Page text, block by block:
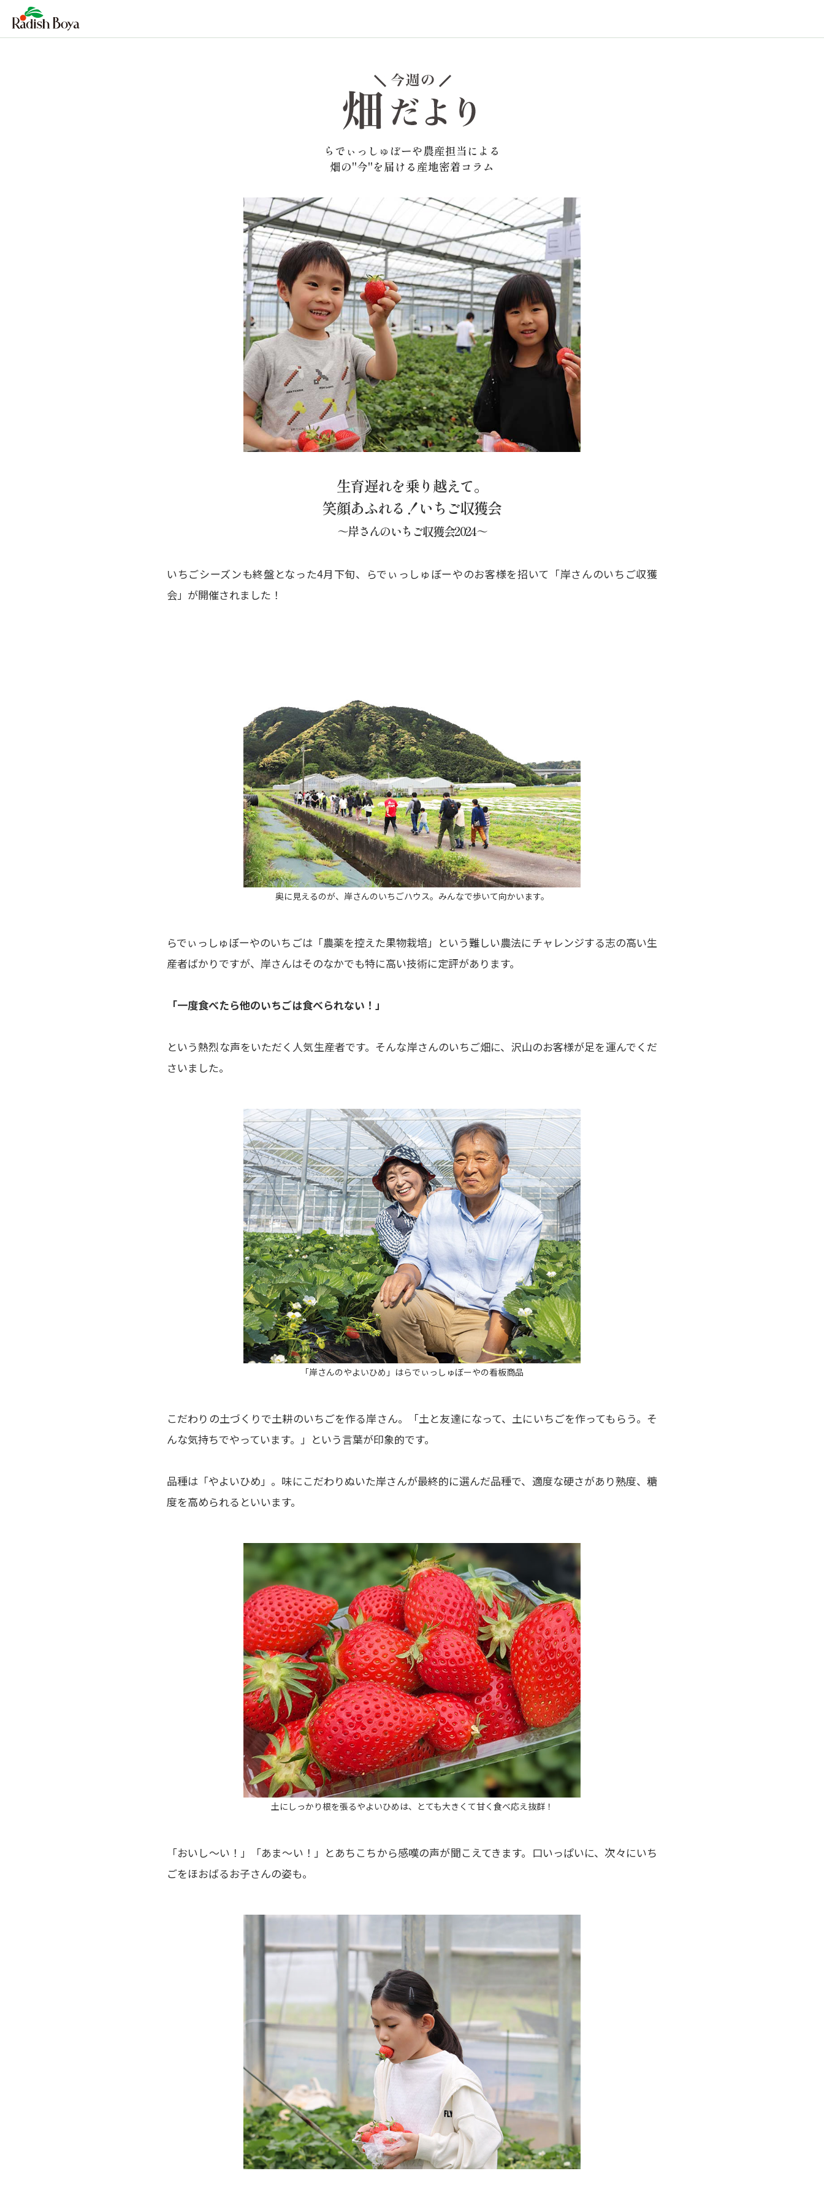
らでぃっしゅぼーや農産担当による
畑の"今"を届ける産地密着コラム
生育遅れを乗り越えて。
笑顔あふれる！いちご収獲会
～岸さんのいちご収獲会2024～
いちごシーズンも終盤となった4月下旬、らでぃっしゅぼーやのお客様を招いて「岸さんのいちご収獲
会」が開催されました！
奥に見えるのが、岸さんのいちごハウス。みんなで歩いて向かいます。
らでぃっしゅぼーやのいちごは「農薬を控えた果物栽培」という難しい農法にチャレンジする志の高い生
産者ばかりですが、岸さんはそのなかでも特に高い技術に定評があります。
「一度食べたら他のいちごは食べられない！」
という熱烈な声をいただく人気生産者です。そんな岸さんのいちご畑に、沢山のお客様が足を運んでくだ
さいました。
「岸さんのやよいひめ」はらでぃっしゅぼーやの看板商品
こだわりの土づくりで土耕のいちごを作る岸さん。
「土と友達になって、土にいちごを作ってもらう。そ
んな気持ちでやっています。」 という言葉が印象的です。
品種は「やよいひめ」。味にこだわりぬいた岸さんが最終的に選んだ品種で、適度な硬さがあり熟度、糖
度を高められるといいます。
土にしっかり根を張るやよいひめは、とても大きくて甘く食べ応え抜群！
「おいし～い！」「あま～い！」とあちこちから感嘆の声が聞こえてきます。口いっぱいに、次々にいち
ごをほおばるお子さんの姿も。